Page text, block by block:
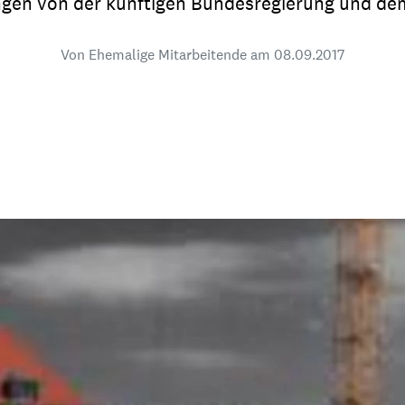
die Welt-Jugend
Ehrenamt &
Von Ehemalige Mitarbeitende am 08.09.2017